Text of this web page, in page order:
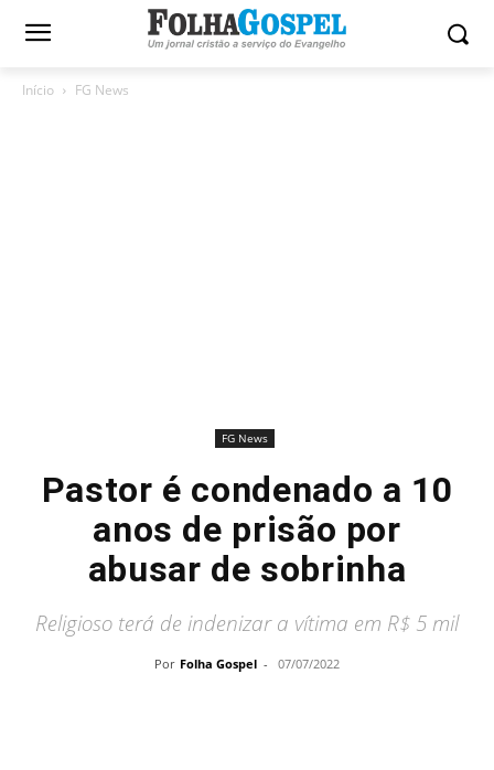
Início FG News
FG News
Pastor é condenado a 10
anos de prisão por
abusar de sobrinha
Religioso terá de indenizar a vítima em R$ 5 mil
Por Folha Gospel - 07/07/2022